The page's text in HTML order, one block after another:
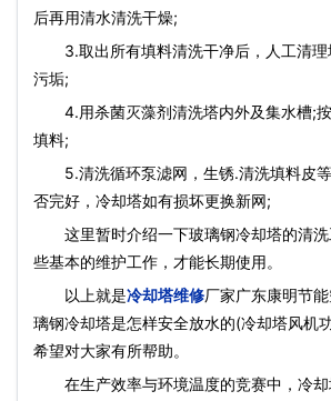
后再用清水清洗干燥;
3.取出所有填料清洗干净后，人工清理
污垢;
4.用杀菌灭藻剂清洗塔内外及集水槽;按
填料;
5.清洗循环泵滤网，生锈.清洗填料皮等
否完好，冷却塔如有损坏更换新网;
这里暂时介绍一下玻璃钢冷却塔的清洗
些基本的维护工作，才能长期使用。
以上就是冷却塔维修厂家广东康明节
璃钢冷却塔是怎样安全放水的(冷却塔风机
希望对大家有所帮助。
在生产效率与环境温度的竞赛中，冷却